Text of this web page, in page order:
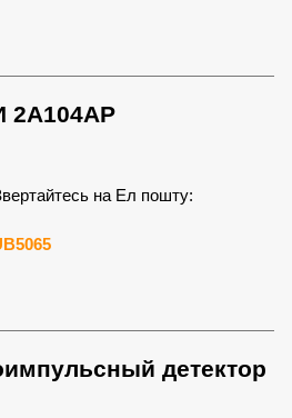
2А104АР
на Ел пошту:
детектор